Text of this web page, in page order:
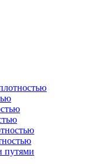
путями